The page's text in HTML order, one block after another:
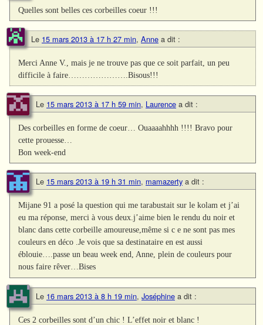
Quelles sont belles ces corbeilles coeur !!!
Le 15 mars 2013 à 17 h 27 min, Anne a dit :
Merci Anne V., mais je ne trouve pas que ce soit parfait, un peu
difficile à faire………………….Bisous!!!
Le 15 mars 2013 à 17 h 59 min, Laurence a dit :
Des corbeilles en forme de coeur… Ouaaaahhhh !!!! Bravo pour
cette prouesse…
Bon week-end
Le 15 mars 2013 à 19 h 31 min, mamazerty a dit :
Mijane 91 a posé la question qui me tarabustait sur le kolam et j’ai
eu ma réponse, merci à vous deux.j’aime bien le rendu du noir et
blanc dans cette corbeille amoureuse,même si c e ne sont pas mes
couleurs en déco .Je vois que sa destinataire en est aussi
éblouie….passe un beau week end, Anne, plein de couleurs pour
nous faire rêver…Bises
Le 16 mars 2013 à 8 h 19 min, Joséphine a dit :
Ces 2 corbeilles sont d’un chic ! L’effet noir et blanc !